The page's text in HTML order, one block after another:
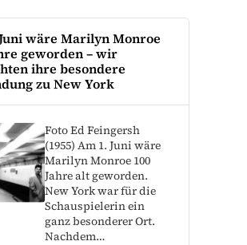
wäre Marilyn Monroe
geworden – wir
ihre besondere
zu New York
Foto Ed Feingersh
(1955) Am 1. Juni wäre
Marilyn Monroe 100
Jahre alt geworden.
New York war für die
Schauspielerin ein
ganz besonderer Ort.
Nachdem…